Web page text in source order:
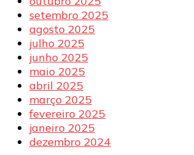
setembro 2025
agosto 2025
julho 2025
junho 2025
maio 2025
abril 2025
março 2025
fevereiro 2025
janeiro 2025
dezembro 2024